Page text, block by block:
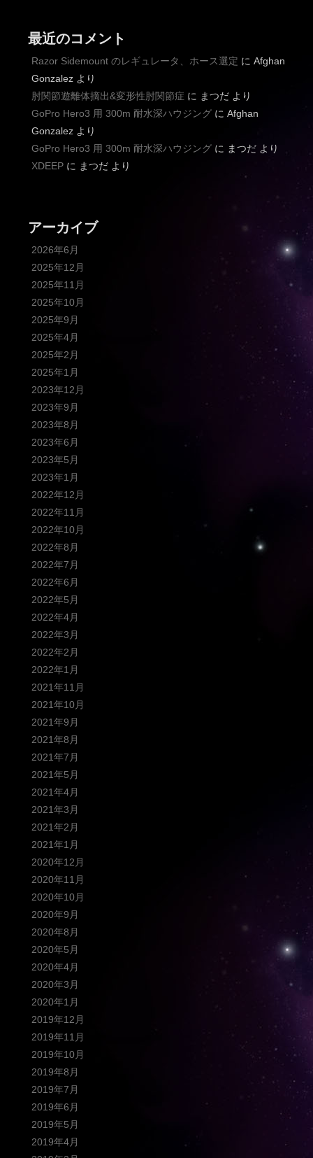
最近のコメント
Razor Sidemount のレギュレータ、ホース選定 に Afghan
Gonzalez より
肘関節遊離体摘出&変形性肘関節症 に まつだ より
GoPro Hero3 用 300m 耐水深ハウジング に Afghan
Gonzalez より
GoPro Hero3 用 300m 耐水深ハウジング に まつだ より
XDEEP に まつだ より
アーカイブ
2026年6月
2025年12月
2025年11月
2025年10月
2025年9月
2025年4月
2025年2月
2025年1月
2023年12月
2023年9月
2023年8月
2023年6月
2023年5月
2023年1月
2022年12月
2022年11月
2022年10月
2022年8月
2022年7月
2022年6月
2022年5月
2022年4月
2022年3月
2022年2月
2022年1月
2021年11月
2021年10月
2021年9月
2021年8月
2021年7月
2021年5月
2021年4月
2021年3月
2021年2月
2021年1月
2020年12月
2020年11月
2020年10月
2020年9月
2020年8月
2020年5月
2020年4月
2020年3月
2020年1月
2019年12月
2019年11月
2019年10月
2019年8月
2019年7月
2019年6月
2019年5月
2019年4月